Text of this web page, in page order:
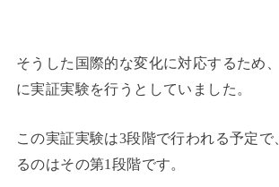
そうした国際的な変化に対応するため
に実証実験を行うとしていました。
この実証実験は3段階で行われる予定
るのはその第1段階です。